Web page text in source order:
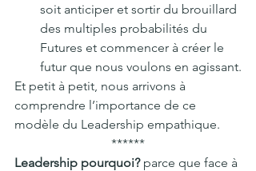
soit anticiper et sortir du brouillard
des multiples probabilités du
Futures et commencer à créer le
futur que nous voulons en agissant.
Et petit à petit, nous arrivons à
comprendre l’importance de ce
modèle du Leadership empathique.
******
Leadership pourquoi? parce que face à